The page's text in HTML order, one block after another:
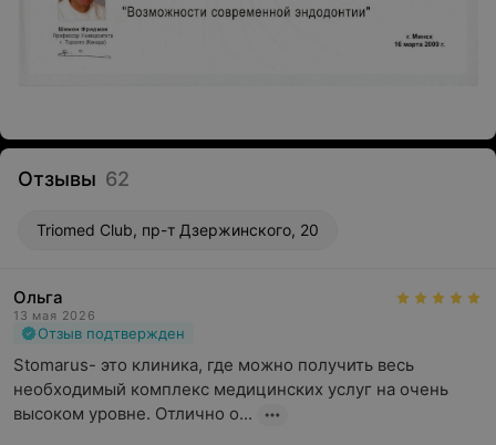
Отзывы 62
Triomed Club, пр-т Дзержинского, 20
Ольга
13 мая 2026
Отзыв подтвержден
Stomarus- это клиника, где можно получить весь
необходимый комплекс медицинских услуг на очень
высоком уровне. Отлично о...